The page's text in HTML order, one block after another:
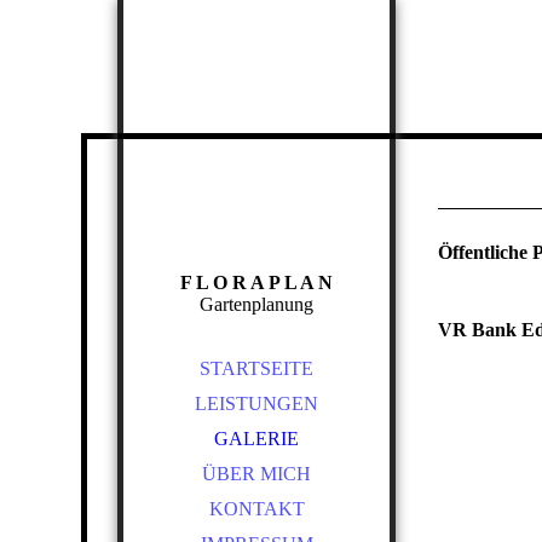
F L O R A P L A N
Gartenplanung
STARTSEITE
LEISTUNGEN
GALERIE
ÜBER MICH
KONTAKT
Öffentliche
VR Bank